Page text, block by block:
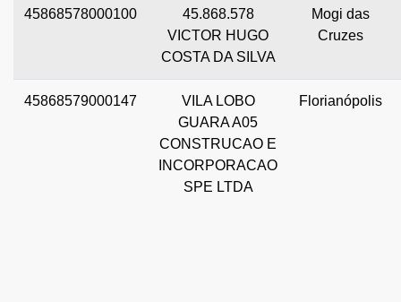
45868578000100
45.868.578
VICTOR HUGO
COSTA DA SILVA
Mogi das
Cruzes
45868579000147
VILA LOBO
GUARA A05
CONSTRUCAO E
INCORPORACAO
SPE LTDA
Florianópolis